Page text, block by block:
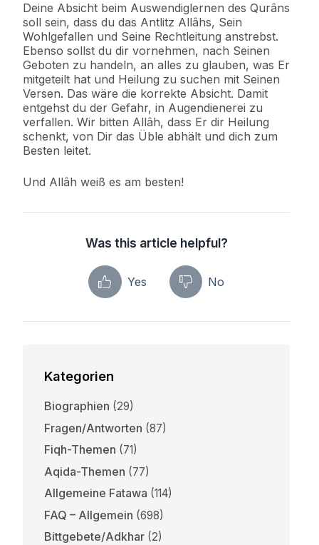
Deine Absicht beim Auswendiglernen des Qurâns
soll sein, dass du das Antlitz Allâhs, Sein
Wohlgefallen und Seine Rechtleitung anstrebst.
Ebenso sollst du dir vornehmen, nach Seinen
Geboten zu handeln, an alles zu glauben, was Er
mitgeteilt hat und Heilung zu suchen mit Seinen
Versen. Das wäre die korrekte Absicht. Damit
entgehst du der Gefahr, in Augendienerei zu
verfallen. Wir bitten Allâh, dass Er dir Heilung
schenkt, von Dir das Üble abhält und dich zum
Besten leitet.
Und Allâh weiß es am besten!
Was this article helpful?
Yes No
Kategorien
Biographien (29)
Fragen/Antworten (87)
Fiqh-Themen (71)
Aqida-Themen (77)
Allgemeine Fatawa (114)
FAQ – Allgemein (698)
Bittgebete/Adkhar (2)